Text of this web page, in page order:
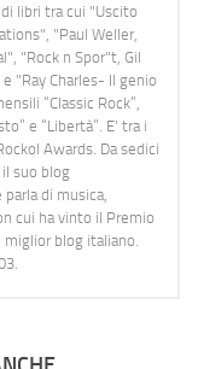
libri tra cui "Uscito
"Paul Weller,
"Rock n Spor"t, Gil
"Ray Charles- Il genio
“Classic Rock”,
e “Libertà”. E' tra i
Awards. Da sedici
suo blog
di musica,
cui ha vinto il Premio
blog italiano.